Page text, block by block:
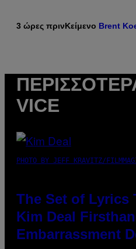
3 ώρες πρινΚείμενο Brent
VICE
PHOTO BY JEFF KRAVITZ/
The Set of Lyrics
Kim Deal
Embarrassment